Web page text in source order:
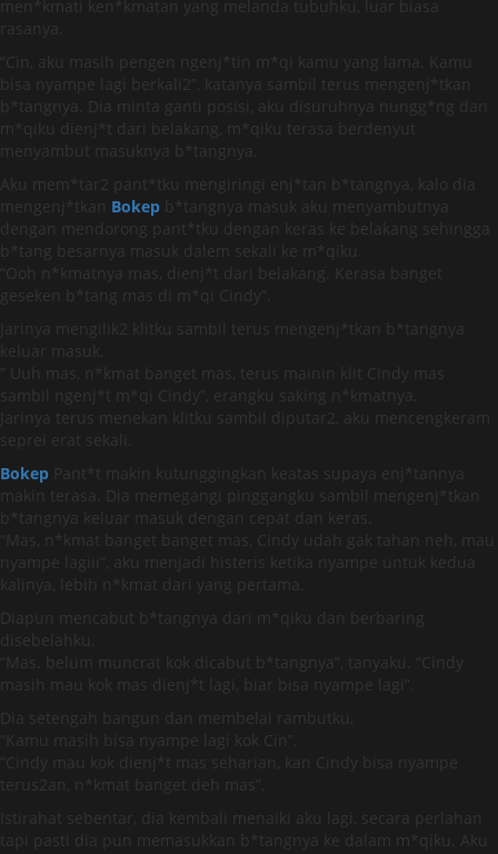
men*kmati ken*kmatan yang melanda tubuhku, luar biasa
rasanya.
“Cin, aku masih pengen ngenj*tin m*qi kamu yang lama. Kamu
bisa nyampe lagi berkali2”, katanya sambil terus mengenj*tkan
b*tangnya. Dia minta ganti posisi, aku disuruhnya nungg*ng dan
m*qiku dienj*t dari belakang, m*qiku terasa berdenyut
menyambut masuknya b*tangnya.
Aku mem*tar2 pant*tku mengiringi enj*tan b*tangnya, kalo dia
mengenj*tkan Bokep b*tangnya masuk aku menyambutnya
dengan mendorong pant*tku dengan keras ke belakang sehingga
b*tang besarnya masuk dalem sekali ke m*qiku.
“Ooh n*kmatnya mas, dienj*t dari belakang. Kerasa banget
geseken b*tang mas di m*qi Cindy”.
Jarinya mengilik2 klitku sambil terus mengenj*tkan b*tangnya
keluar masuk.
” Uuh mas, n*kmat banget mas, terus mainin klit Cindy mas
sambil ngenj*t m*qi Cindy”, erangku saking n*kmatnya.
Jarinya terus menekan klitku sambil diputar2, aku mencengkeram
seprei erat sekali.
Bokep Pant*t makin kutunggingkan keatas supaya enj*tannya
makin terasa. Dia memegangi pinggangku sambil mengenj*tkan
b*tangnya keluar masuk dengan cepat dan keras.
“Mas, n*kmat banget banget mas, Cindy udah gak tahan neh, mau
nyampe lagiii”, aku menjadi histeris ketika nyampe untuk kedua
kalinya, lebih n*kmat dari yang pertama.
Diapun mencabut b*tangnya dari m*qiku dan berbaring
disebelahku.
“Mas. belum muncrat kok dicabut b*tangnya”, tanyaku. “Cindy
masih mau kok mas dienj*t lagi, biar bisa nyampe lagi”.
Dia setengah bangun dan membelai rambutku,
“Kamu masih bisa nyampe lagi kok Cin”.
”Cindy mau kok dienj*t mas seharian, kan Cindy bisa nyampe
terus2an, n*kmat banget deh mas”.
Istirahat sebentar, dia kembali menaiki aku lagi, secara perlahan
tapi pasti dia pun memasukkan b*tangnya ke dalam m*qiku. Aku